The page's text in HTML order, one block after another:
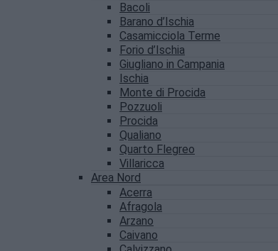
Bacoli
Barano d’Ischia
Casamicciola Terme
Forio d’Ischia
Giugliano in Campania
Ischia
Monte di Procida
Pozzuoli
Procida
Qualiano
Quarto Flegreo
Villaricca
Area Nord
Acerra
Afragola
Arzano
Caivano